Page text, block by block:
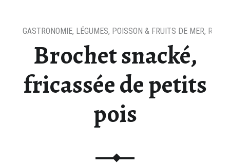
Brochet snacké,
fricassée de petits
pois
GASTRONOMIE, LÉGUMES, POISSON & FRUITS DE MER,